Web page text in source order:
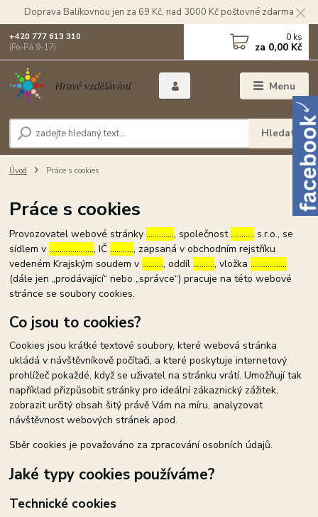
Doprava Balíkovnou jen za 69 Kč, nad 3000 Kč poštovné zdarma
Menu
Hledat
+420 777 613 310
(Po-Pá 9-17)
0 ks
za 0,00 Kč
Úvod Práce s cookies
Práce s cookies
Provozovatel webové stránky…………., společnost……….. s.r.o., se
sídlem v…………………, IČ……….., zapsaná v obchodním rejstříku
vedeném Krajským soudem v………., oddíl………., vložka……………..
(dále jen „prodávající“ nebo „správce“) pracuje na této webové
stránce se soubory cookies.
Co jsou to cookies?
Cookies jsou krátké textové soubory, které webová stránka
ukládá v návštěvníkově počítači, a které poskytuje internetový
prohlížeč pokaždé, když se uživatel na stránku vrátí. Umožňují tak
například přizpůsobit stránky pro ideální zákaznický zážitek,
zobrazit určitý obsah šitý právě Vám na míru, analyzovat
návštěvnost webových stránek apod.
Sběr cookies je považováno za zpracování osobních údajů.
Jaké typy cookies používáme?
Technické cookies